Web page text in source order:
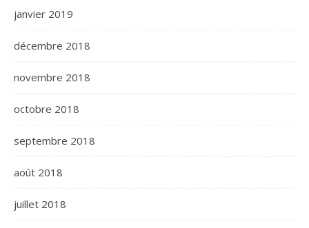
janvier 2019
décembre 2018
novembre 2018
octobre 2018
septembre 2018
août 2018
juillet 2018